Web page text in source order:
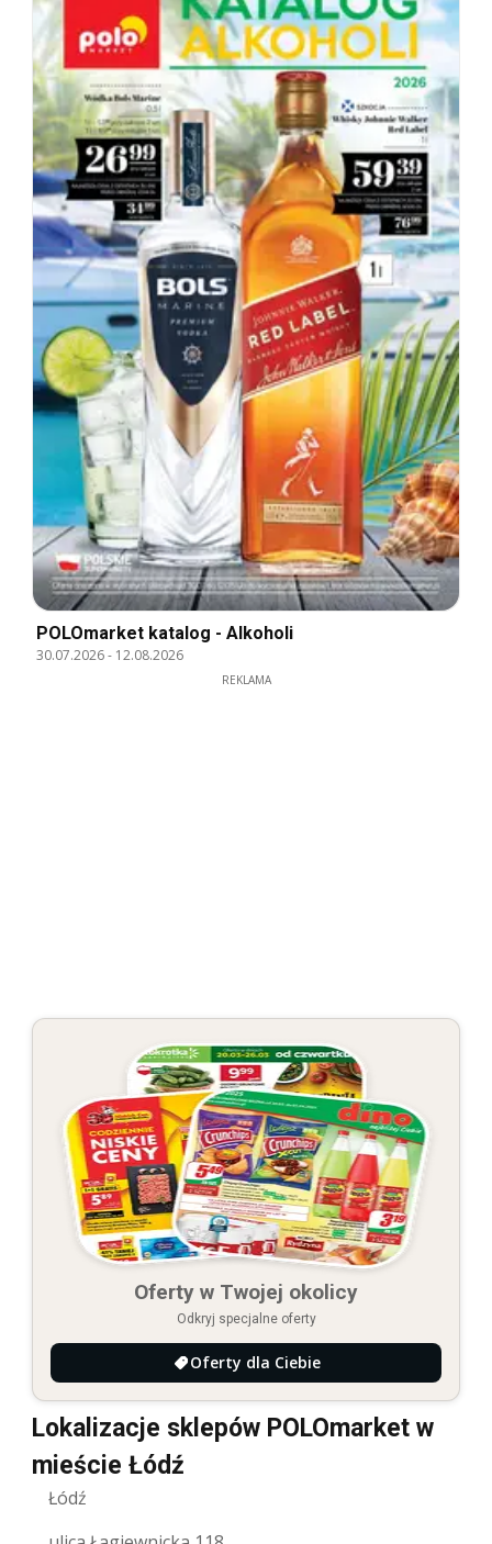
POLOmarket katalog - Alkoholi
30.07.2026- 12.08.2026
REKLAMA
Oferty w Twojej okolicy
Odkryj specjalne oferty
Oferty dla Ciebie
Lokalizacje sklepów POLOmarket w
mieście Łódź
Łódź